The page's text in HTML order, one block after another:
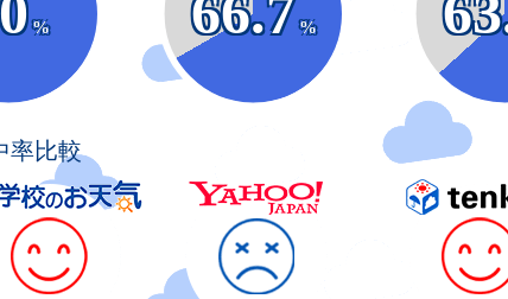
% %
率比較